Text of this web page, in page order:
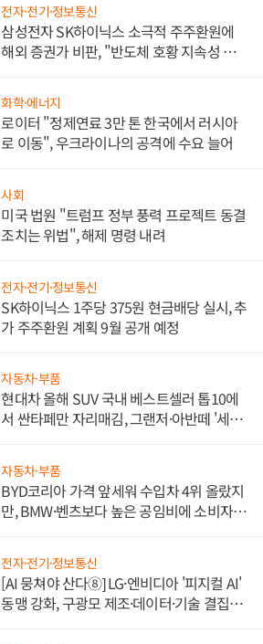
전자·전기·정보통신
삼성전자 SK하이닉스 소극적 주주환원에
해외 증권가 비판, "반도체 호황 지속성 의
화학·에너지
로이터 "정제연료 3만 톤 한국에서 러시아
로 이동", 우크라이나의 공격에 수요 늘어
사회
미국 법원 "트럼프 정부 풍력 프로젝트 동결
조치는 위법", 해제 명령 내려
전자·전기·정보통신
SK하이닉스 1주당 375원 현금배당 실시, 추
가 주주환원 계획 9월 공개 예정
자동차·부품
현대차 올해 SUV 국내 베스트셀러 톱10에
서 싼타페만 자리매김, 그랜저·아반떼 '세단
자동차·부품
BYD코리아 가격 앞세워 수입차 4위 올랐지
만, BMW·벤츠보다 높은 공임비에 소비자
전자·전기·정보통신
[AI 뭉쳐야 산다⑧] LG·엔비디아 '피지컬 AI'
동맹 강화, 구광모 제조·데이터·기술 결집